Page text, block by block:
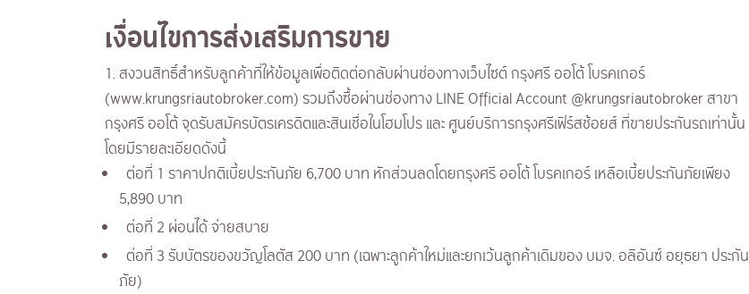
เงื่อนไขการส่งเสริมการขาย
1. สงวนสิทธิ์สำหรับลูกค้าที่ให้ข้อมูลเพื่อติดต่อกลับผ่านช่องทางเว็บไซต์ กรุงศรี ออโต้ โบรคเกอร์
(www.krungsriautobroker.com) รวมถึงซื้อผ่านช่องทาง LINE Official Account @krungsriautobroker สาขา
กรุงศรี ออโต้ จุดรับสมัครบัตรเครดิตและสินเชื่อในโฮมโปร และ ศูนย์บริการกรุงศรีเฟิร์สช้อยส์ ที่ขายประกันรถเท่านั้น
โดยมีรายละเอียดดังนี้
ต่อที่ 1 ราคาปกติเบี้ยประกันภัย 6,700 บาท หักส่วนลดโดยกรุงศรี ออโต้ โบรคเกอร์ เหลือเบี้ยประกันภัยเพียง
5,890 บาท
ต่อที่ 2 ผ่อนได้ จ่ายสบาย
ต่อที่ 3 รับบัตรของขวัญโลตัส 200 บาท (เฉพาะลูกค้าใหม่และยกเว้นลูกค้าเดิมของ บมจ. อลิอันซ์ อยุธยา ประกัน
ภัย)